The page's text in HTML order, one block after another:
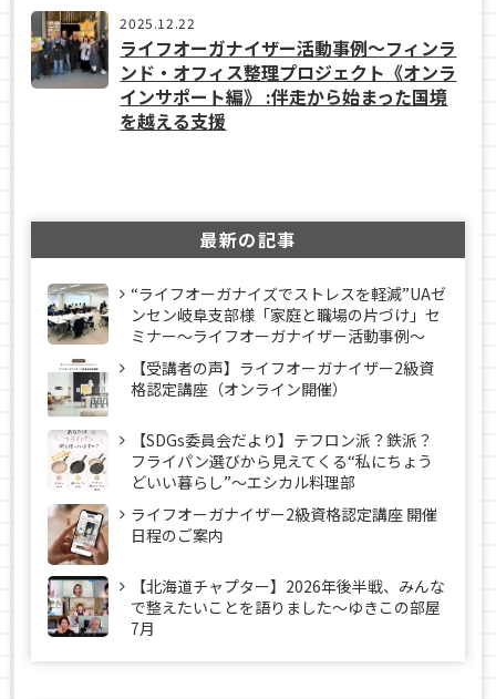
2025.12.22
ライフオーガナイザー活動事例〜フィンラ
ンド・オフィス整理プロジェクト《オンラ
インサポート編》 :伴走から始まった国境
を越える支援
最新の記事
“ライフオーガナイズでストレスを軽減”UAゼ
ンセン岐阜支部様「家庭と職場の片づけ」セ
ミナー～ライフオーガナイザー活動事例〜
【受講者の声】ライフオーガナイザー2級資
格認定講座（オンライン開催）
【SDGs委員会だより】テフロン派？鉄派？
フライパン選びから見えてくる“私にちょう
どいい暮らし”～エシカル料理部
ライフオーガナイザー2級資格認定講座 開催
日程のご案内
【北海道チャプター】2026年後半戦、みんな
で整えたいことを語りました～ゆきこの部屋
7月